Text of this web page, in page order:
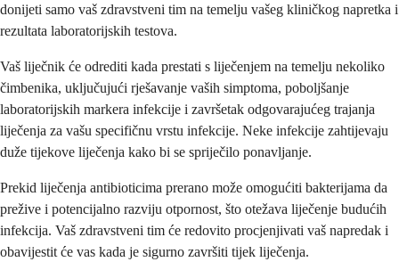
donijeti samo vaš zdravstveni tim na temelju vašeg kliničkog napretka i
rezultata laboratorijskih testova.
Vaš liječnik će odrediti kada prestati s liječenjem na temelju nekoliko
čimbenika, uključujući rješavanje vaših simptoma, poboljšanje
laboratorijskih markera infekcije i završetak odgovarajućeg trajanja
liječenja za vašu specifičnu vrstu infekcije. Neke infekcije zahtijevaju
duže tijekove liječenja kako bi se spriječilo ponavljanje.
Prekid liječenja antibioticima prerano može omogućiti bakterijama da
prežive i potencijalno razviju otpornost, što otežava liječenje budućih
infekcija. Vaš zdravstveni tim će redovito procjenjivati vaš napredak i
obavijestit će vas kada je sigurno završiti tijek liječenja.